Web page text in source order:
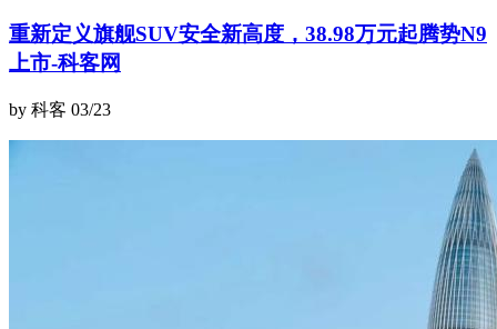
重新定义旗舰SUV安全新高度，38.98万元起腾势N9
上市-科客网
by 科客 03/23